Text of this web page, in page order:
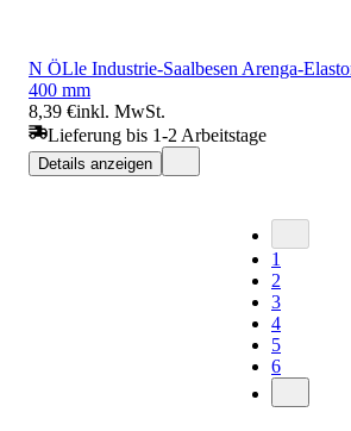
N ÖLle Industrie-Saalbesen Arenga-
400 mm
8,39 €inkl. MwSt.
Lieferung bis 1-2 Arbeitstage
Details anzeigen
1
2
3
4
5
6